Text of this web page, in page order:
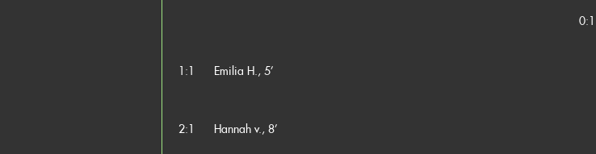
0:1
1:1 Emilia H., 5’
2:1 Hannah v., 8’